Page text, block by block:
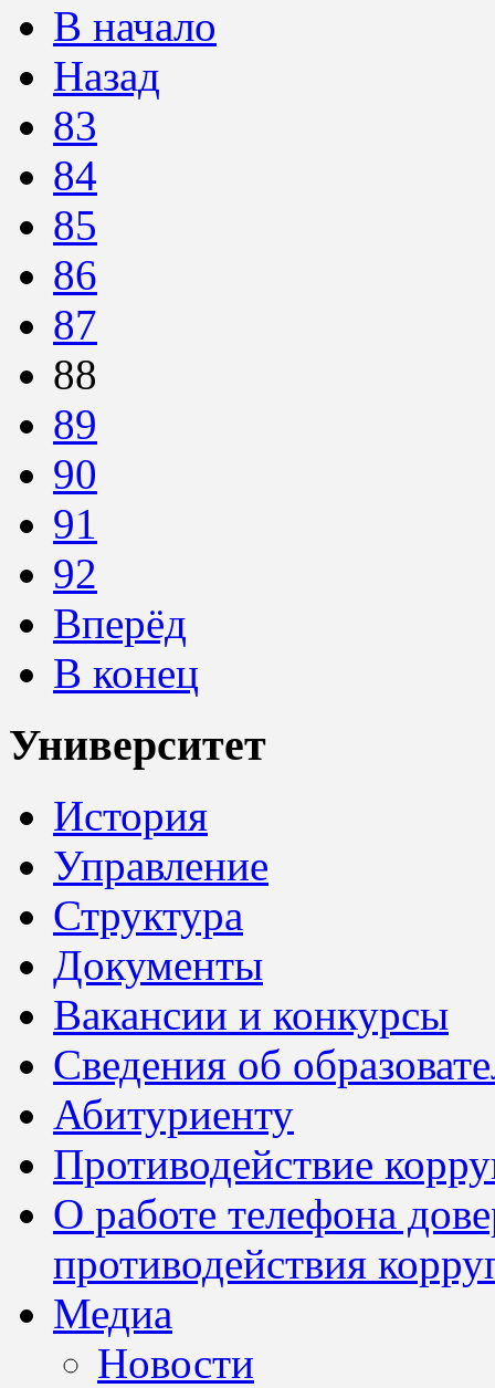
В начало
Назад
83
84
85
86
87
88
89
90
91
92
Вперёд
В конец
Университет
История
Управление
Структура
Документы
Вакансии и конкурсы
Сведения об
Абитуриенту
Противодействие
О работе телефона
противодействия
Медиа
Новости